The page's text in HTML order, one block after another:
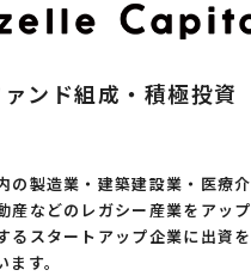
ンド組成・積極投資
の製造業・建築建設業・医療介
産などのレガシー産業をアップ
るスタートアップ企業に出資を
す。